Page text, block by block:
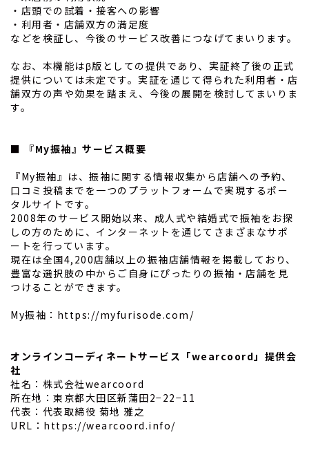
・店頭での試着・接客への影響
・利用者・店舗双方の満足度
などを検証し、今後のサービス改善につなげてまいります。
なお、本機能はβ版としての提供であり、実証終了後の正式
提供については未定です。実証を通じて得られた利用者・店
舗双方の声や効果を踏まえ、今後の展開を検討してまいりま
す。
■ 『My振袖』サービス概要
『My振袖』は、振袖に関する情報収集から店舗への予約、
口コミ投稿までを一つのプラットフォームで実現するポー
タルサイトです。
2008年のサービス開始以来、成人式や結婚式で振袖をお探
しの方のために、インターネットを通じてさまざまなサポ
ートを行っています。
現在は全国4,200店舗以上の振袖店舗情報を掲載しており、
豊富な選択肢の中からご自身にぴったりの振袖・店舗を見
つけることができます。
My振袖： https://myfurisode.com/
オンラインコーディネートサービス「wearcoord」提供会
社
社名：株式会社wearcoord
所在地：東京都大田区新蒲田2−22−11
代表：代表取締役 菊地 雅之
URL： https://wearcoord.info/